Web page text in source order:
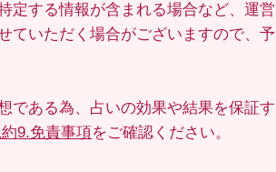
定する情報が含まれる場合など、運営
ていただく場合がございますので、予
である為、占いの効果や結果を保証す
9.免責事項をご確認ください。